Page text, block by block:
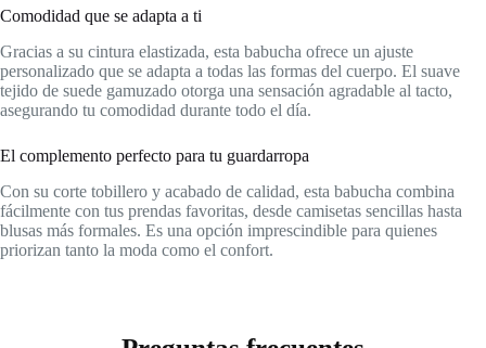
Comodidad que se adapta a ti
Gracias a su cintura elastizada, esta babucha ofrece un ajuste
personalizado que se adapta a todas las formas del cuerpo. El suave
tejido de suede gamuzado otorga una sensación agradable al tacto,
asegurando tu comodidad durante todo el día.
El complemento perfecto para tu guardarropa
Con su corte tobillero y acabado de calidad, esta babucha combina
fácilmente con tus prendas favoritas, desde camisetas sencillas hasta
blusas más formales. Es una opción imprescindible para quienes
priorizan tanto la moda como el confort.